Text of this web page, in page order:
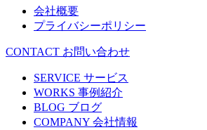
会社概要
プライバシーポリシー
CONTACT お問い合わせ
SERVICE サービス
WORKS 事例紹介
BLOG ブログ
COMPANY 会社情報